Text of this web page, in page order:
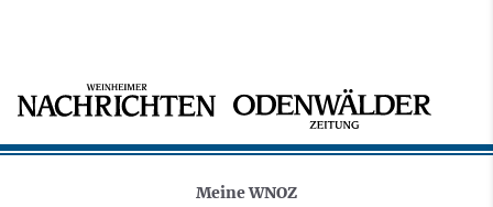
Meine WNOZ